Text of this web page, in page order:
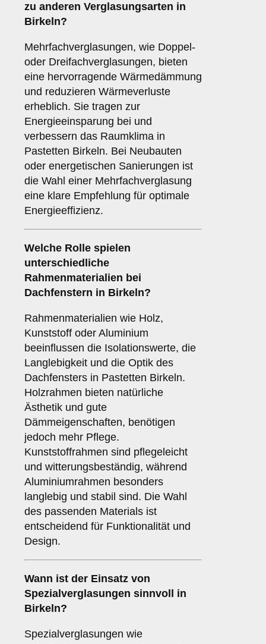
zu anderen Verglasungsarten in
Birkeln?
Mehrfachverglasungen, wie Doppel-
oder Dreifachverglasungen, bieten
eine hervorragende Wärmedämmung
und reduzieren Wärmeverluste
erheblich. Sie tragen zur
Energieeinsparung bei und
verbessern das Raumklima in
Pastetten Birkeln. Bei Neubauten
oder energetischen Sanierungen ist
die Wahl einer Mehrfachverglasung
eine klare Empfehlung für optimale
Energieeffizienz.
Welche Rolle spielen
unterschiedliche
Rahmenmaterialien bei
Dachfenstern in Birkeln?
Rahmenmaterialien wie Holz,
Kunststoff oder Aluminium
beeinflussen die Isolationswerte, die
Langlebigkeit und die Optik des
Dachfensters in Pastetten Birkeln.
Holzrahmen bieten natürliche
Ästhetik und gute
Dämmeigenschaften, benötigen
jedoch mehr Pflege.
Kunststoffrahmen sind pflegeleicht
und witterungsbeständig, während
Aluminiumrahmen besonders
langlebig und stabil sind. Die Wahl
des passenden Materials ist
entscheidend für Funktionalität und
Design.
Wann ist der Einsatz von
Spezialverglasungen sinnvoll in
Birkeln?
Spezialverglasungen wie